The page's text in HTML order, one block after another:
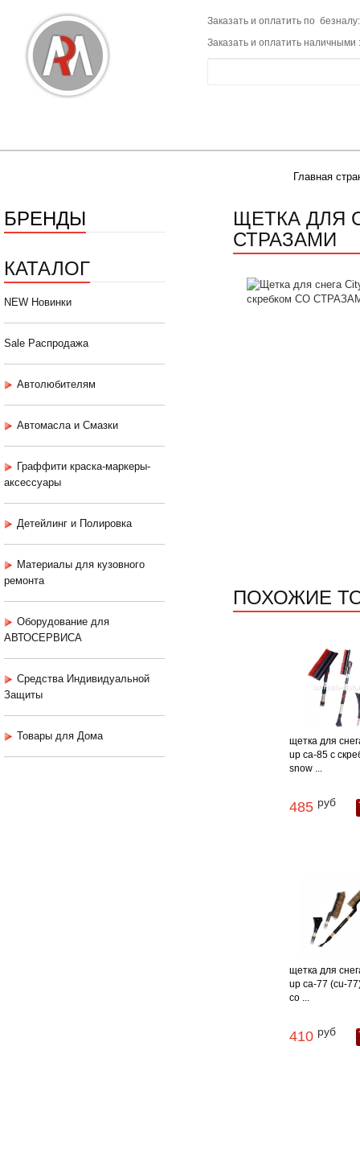
Заказать и оплатить по
Заказать и оплатить наличными
Главная
БРЕНДЫ
КАТАЛОГ
NEW Новинки
Sale Распродажа
Автолюбителям
Автомасла и Смазки
Граффити краска-маркеры-
аксессуары
Детейлинг и Полировка
Материалы для кузовного
ремонта
Оборудование для
АВТОСЕРВИСА
Средства Индивидуальной
Защиты
Товары для Дома
ЩЕТКА ДЛЯ
СТРАЗАМИ
ПОХОЖИЕ
щетка для
up ca-85 с
snow ...
485 руб
щетка для
up ca-77 (cu-
со ...
410 руб